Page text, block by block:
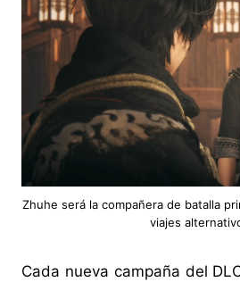
Zhuhe será la compañera de batalla
viajes
Cada nueva campaña del